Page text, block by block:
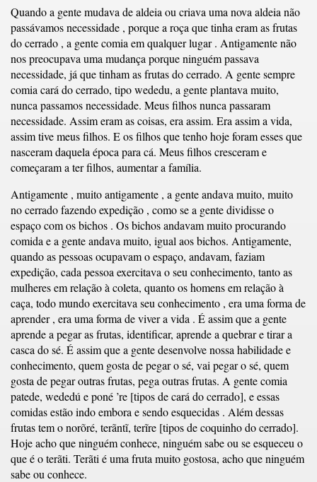
Quando a gente mudava de aldeia ou criava uma nova aldeia não
passávamos necessidade , porque a roça que tinha eram as frutas
do cerrado , a gente comia em qualquer lugar . Antigamente não
nos preocupava uma mudança porque ninguém passava
necessidade, já que tinham as frutas do cerrado. A gente sempre
comia cará do cerrado, tipo wededu, a gente plantava muito,
nunca passamos necessidade. Meus filhos nunca passaram
necessidade. Assim eram as coisas, era assim. Era assim a vida,
assim tive meus filhos. E os filhos que tenho hoje foram esses que
nasceram daquela época para cá. Meus filhos cresceram e
começaram a ter filhos, aumentar a família.
Antigamente , muito antigamente , a gente andava muito, muito
no cerrado fazendo expedição , como se a gente dividisse o
espaço com os bichos . Os bichos andavam muito procurando
comida e a gente andava muito, igual aos bichos. Antigamente,
quando as pessoas ocupavam o espaço, andavam, faziam
expedição, cada pessoa exercitava o seu conhecimento, tanto as
mulheres em relação à coleta, quanto os homens em relação à
caça, todo mundo exercitava seu conhecimento , era uma forma de
aprender , era uma forma de viver a vida . É assim que a gente
aprende a pegar as frutas, identificar, aprende a quebrar e tirar a
casca do sé. É assim que a gente desenvolve nossa habilidade e
conhecimento, quem gosta de pegar o sé, vai pegar o sé, quem
gosta de pegar outras frutas, pega outras frutas. A gente comia
patede, wededú e poné ’re [tipos de cará do cerrado], e essas
comidas estão indo embora e sendo esquecidas . Além dessas
frutas tem o norõré, terãntĩ, terĩre [tipos de coquinho do cerrado].
Hoje acho que ninguém conhece, ninguém sabe ou se esqueceu o
que é o terãti. Terãti é uma fruta muito gostosa, acho que ninguém
sabe ou conhece.